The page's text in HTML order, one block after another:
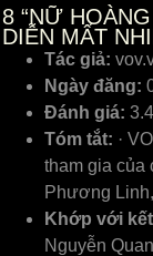
8 “NỮ
DIỄN MẤT
Tác giả:
Ngày đăng:
Đánh giá:
Tóm tắt: ·
tham gia của
Phương
Khớp với
Nguyễn